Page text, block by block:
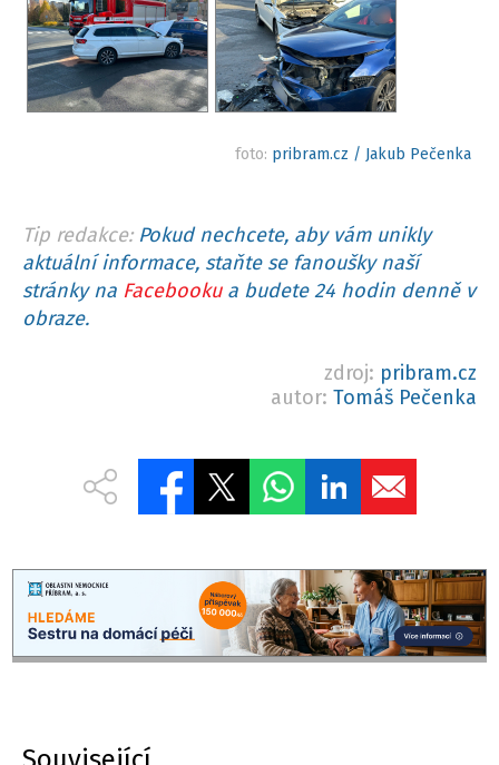
foto: pribram.cz / Jakub Pečenka
Tip redakce: Pokud nechcete, aby vám unikly
aktuální informace, staňte se fanoušky naší
stránky na Facebookua budete 24 hodin denně v
obraze.
zdroj: pribram.cz
autor: Tomáš Pečenka